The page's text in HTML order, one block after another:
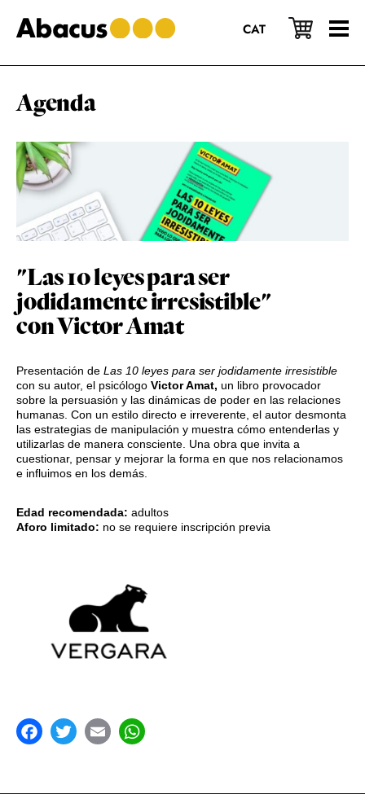
al
contenido
a
la
lateral
al
pie
página
CAT
Agenda
"Las 10 leyes para ser
jodidamente irresistible"
con Victor Amat
Presentación de Las 10 leyes para ser jodidamente irresistible
con su autor, el psicólogo Victor Amat, un libro provocador
sobre la persuasión y las dinámicas de poder en las relaciones
humanas. Con un estilo directo e irreverente, el autor desmonta
las estrategias de manipulación y muestra cómo entenderlas y
utilizarlas de manera consciente. Una obra que invita a
cuestionar, pensar y mejorar la forma en que nos relacionamos
e influimos en los demás.
Edad recomendada: adultos
Aforo limitado: no se requiere inscripción previa